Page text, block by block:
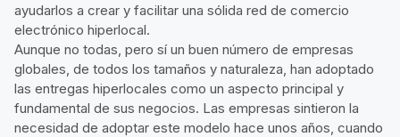
ayudarlos a crear y facilitar una sólida red de comercio
electrónico hiperlocal.
Aunque no todas, pero sí un buen número de empresas
globales, de todos los tamaños y naturaleza, han adoptado
las entregas hiperlocales como un aspecto principal y
fundamental de sus negocios. Las empresas sintieron la
necesidad de adoptar este modelo hace unos años, cuando